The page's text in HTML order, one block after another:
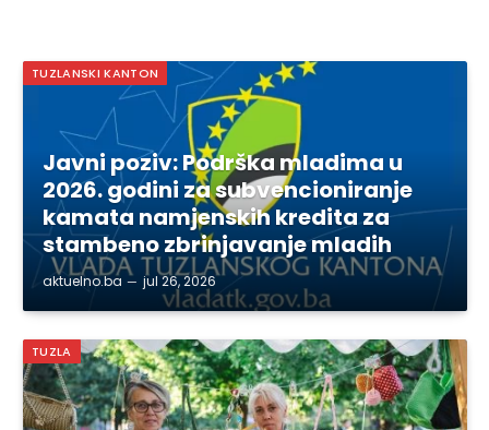
TUZLANSKI KANTON
Javni poziv: Podrška mladima u
2026. godini za subvencioniranje
kamata namjenskih kredita za
stambeno zbrinjavanje mladih
aktuelno.ba jul 26, 2026
TUZLA